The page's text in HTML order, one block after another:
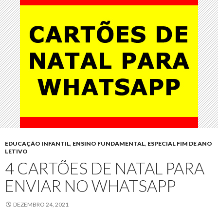
EDUCAÇÃO INFANTIL, ENSINO FUNDAMENTAL, ESPECIAL FIM DE ANO
LETIVO
4 CARTÕES DE NATAL PARA
ENVIAR NO WHATSAPP
DEZEMBRO 24, 2021